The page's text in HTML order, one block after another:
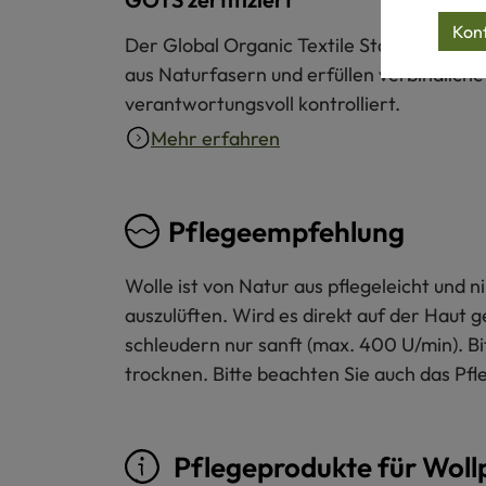
Der Global Organic Textile Standard
aus Naturfasern und erfüllen
verantwortungsvoll kontrolliert.
Mehr erfahren
Pflegeempfehlung
Wolle ist von Natur aus pflegeleicht und
auszulüften. Wird es direkt auf der Haut
schleudern nur sanft (max. 400 U/min).
trocknen. Bitte beachten Sie auch das
Pflegeprodukte für